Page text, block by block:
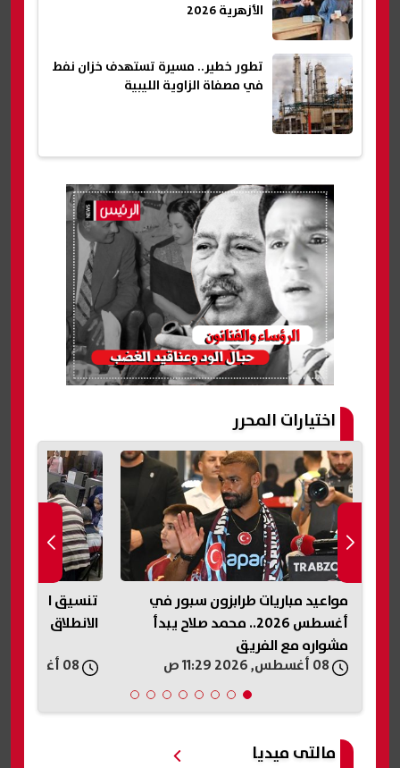
الأزهرية 2026
تطور خطير.. مسيرة تستهدف خزان نفط
في مصفاة الزاوية الليبية
اختيارات المحرر
مواعيد مباريات طرابزون سبور في
أغسطس 2026.. محمد صلاح يبدأ
مشواره مع الفريق
الانطلاق والحد
مالتى ميديا